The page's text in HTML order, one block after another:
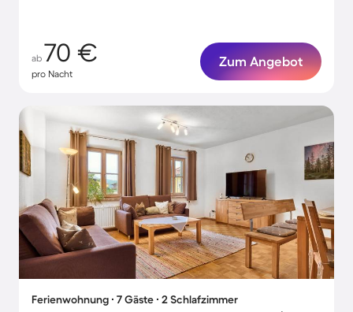
ab 70 €
pro Nacht
Zum Angebot
Ferienwohnung ∙ 7 Gäste ∙ 2 Schlafzimmer